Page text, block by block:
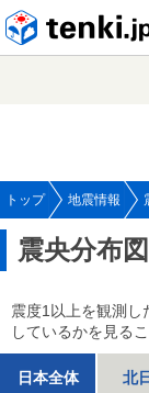
トップ 地震情報
震央分布
震度1以上を観測し
しているかを見る
日本全体 北